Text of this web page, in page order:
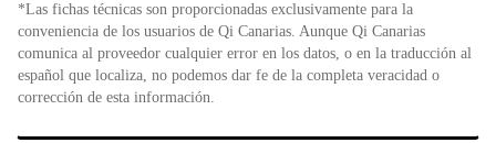
*Las fichas técnicas son proporcionadas exclusivamente para la
conveniencia de los usuarios de Qi Canarias. Aunque Qi Canarias
comunica al proveedor cualquier error en los datos, o en la traducción al
español que localiza, no podemos dar fe de la completa veracidad o
corrección de esta información.